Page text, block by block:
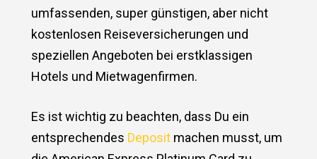
umfassenden, super günstigen, aber nicht
kostenlosen Reiseversicherungen und
speziellen Angeboten bei erstklassigen
Hotels und Mietwagenfirmen.
Es ist wichtig zu beachten, dass Du ein
entsprechendes Depositmachen musst, um